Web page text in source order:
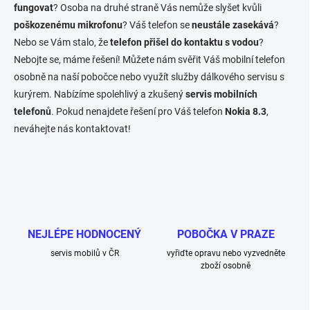
c
í
p
r
v
k
y
v
ý
fungovat? Osoba na druhé straně Vás nemůže slyšet kvůli
poškozenému mikrofonu? Váš telefon seneustále zasekává?
Nebo se Vám stalo, žetelefon přišel do kontaktu s vodou?
Nebojte se, máme řešení! Můžete nám svěřit Váš mobilní telefon
osobně na naší pobočce nebo využít služby dálkového servisu s
kurýrem. Nabízíme spolehlivý a zkušenýservis mobilních
telefonů. Pokud nenajdete řešení pro Váš telefon Nokia 8.3,
neváhejte nás kontaktovat!
NEJLÉPE HODNOCENÝ
servis mobilů v ČR
POBOČKA V PRAZE
vyřiďte opravu nebo vyzvedněte
zboží osobně